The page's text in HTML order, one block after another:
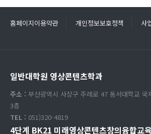
홈페이지이용약관 개인정보보호정책 사
일반대학원 영상콘텐츠학과
주소 : 부산광역시 사상구 주례로 47 동서대학교 국
3층
TEL : 051)320-4819
4단계 BK21 미래영상콘텐츠창의융합교